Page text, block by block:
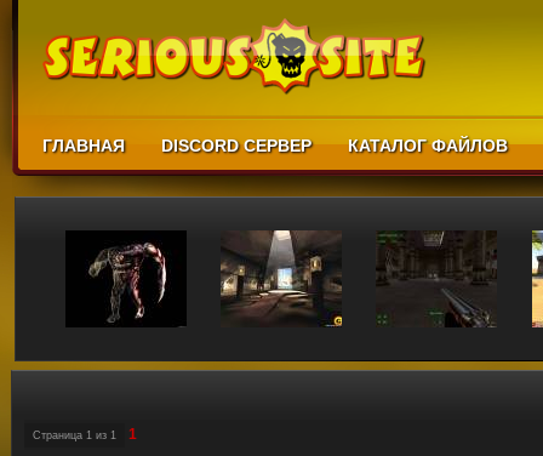
ГЛАВНАЯ DISCORD СЕРВЕР КАТАЛОГ ФАЙЛОВ
Страница 1 из 1 1